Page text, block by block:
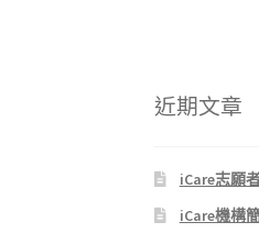
近期文章
iCare志願
iCare機構